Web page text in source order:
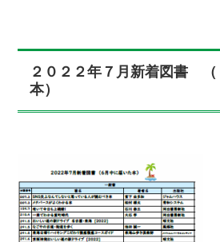
２０２２年７月新着図書 （
本）